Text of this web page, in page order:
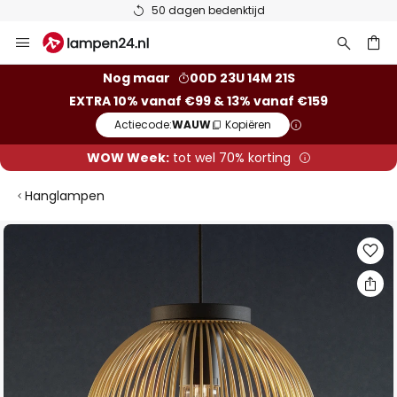
50 dagen bedenktijd
naar
Nog maar
00D 23U 14M 21S
EXTRA 10% vanaf €99 & 13% vanaf €159
Actiecode:WAUW Kopiëren
WOW Week:tot wel 70% korting
Hanglampen
Ga
afbeeldingen-